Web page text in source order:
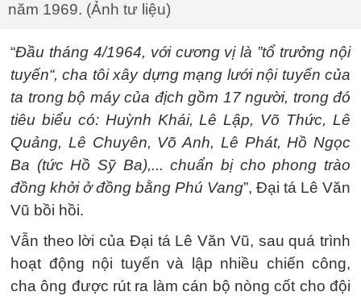
năm 1969. (Ảnh tư liệu)
“Đầu tháng 4/1964, với cương vị là ”tổ trưởng nội
tuyến“, cha tôi xây dựng mạng lưới nội tuyến của
ta trong bộ máy của địch gồm 17 người, trong đó
tiêu biểu có: Huỳnh Khái, Lê Lập, Võ Thức, Lê
Quảng, Lê Chuyên, Võ Anh, Lê Phát, Hồ Ngọc
Ba (tức Hồ Sỹ Ba),... chuẩn bị cho phong trào
đồng khởi ở đồng bằng Phú Vang”, Đại tá Lê Văn
Vũ bồi hồi.
Vẫn theo lời của Đại tá Lê Văn Vũ, sau quá trình
hoạt động nội tuyến và lập nhiều chiến công,
cha ông được rút ra làm cán bộ nòng cốt cho đội